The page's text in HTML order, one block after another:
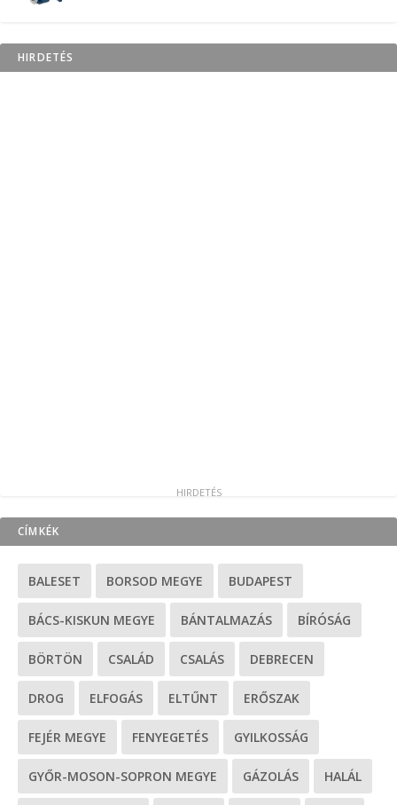
HIRDETÉS
CÍMKÉK
BALESET BORSOD MEGYE BUDAPEST
BÁCS-KISKUN MEGYE BÁNTALMAZÁS BÍRÓSÁG
BÖRTÖN CSALÁD CSALÁS DEBRECEN
DROG ELFOGÁS ELTŰNT ERŐSZAK
FEJÉR MEGYE FENYEGETÉS GYILKOSSÁG
GYŐR-MOSON-SOPRON MEGYE GÁZOLÁS HALÁL